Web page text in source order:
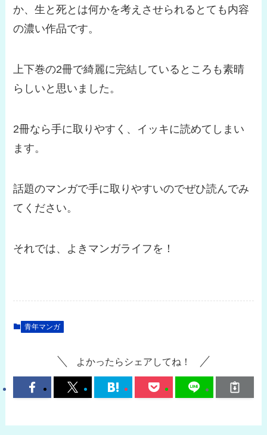
か、生と死とは何かを考えさせられるとても内容
の濃い作品です。
上下巻の2冊で綺麗に完結しているところも素晴
らしいと思いました。
2冊なら手に取りやすく、イッキに読めてしまい
ます。
話題のマンガで手に取りやすいのでぜひ読んでみ
てください。
それでは、よきマンガライフを！
青年マンガ
よかったらシェアしてね！